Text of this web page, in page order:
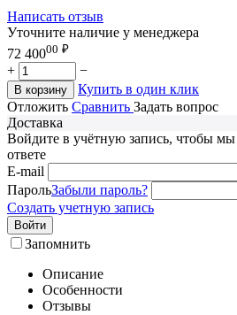
Написать отзыв
Уточните наличие у менеджера
72 40000 ₽
+ −
В корзину
Купить в один клик
Отложить Сравнить Задать вопрос
Доставка
Войдите в учётную запись, чтобы
ответе
E-mail
ПарольЗабыли пароль?
Создать учетную запись
Войти
Запомнить
Описание
Особенности
Отзывы